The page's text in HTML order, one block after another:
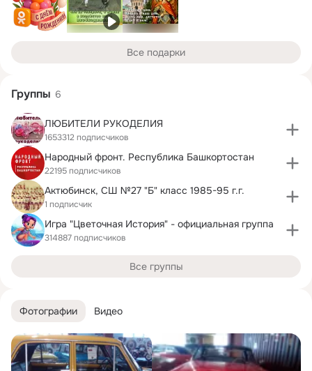
Фотографии Видео
Все подарки
Группы 6
ЛЮБИТЕЛИ РУКОДЕЛИЯ
1653312 подписчиков
Народный фронт. Республика Башкортостан
22195 подписчиков
Актюбинск, СШ №27 "Б" класс 1985-95 г.г.
1 подписчик
Игра "Цветочная История" - официальная группа
314887 подписчиков
Все группы